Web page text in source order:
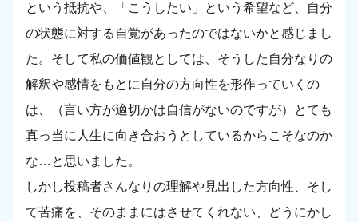
という抵抗や、「こうしたい」という希望など、自分
の状態に対する自覚があったのではないかと感じまし
た。そして私の価値観としては、そうした自分なりの
解釈や感情をもとに自分の方向性を形作っていくの
は、（言い方が適切かは自信がないのですが）とても
真っ当に人生に向き合おうとしているからこそなのか
な…と思いました。
しかし投稿者さんなりの理解や見出した方向性、そし
て苦痛を、そのままにはさせてくれない、どうにかし